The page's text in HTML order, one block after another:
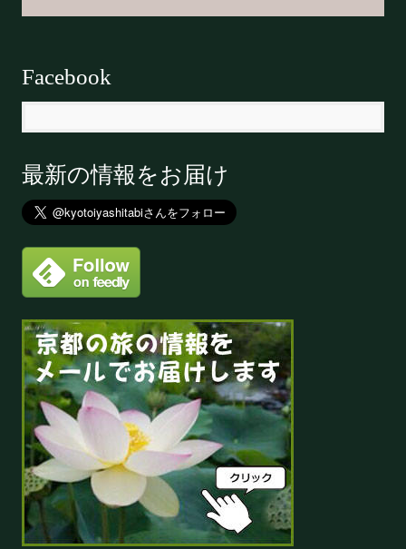
Facebook
最新の情報をお届け